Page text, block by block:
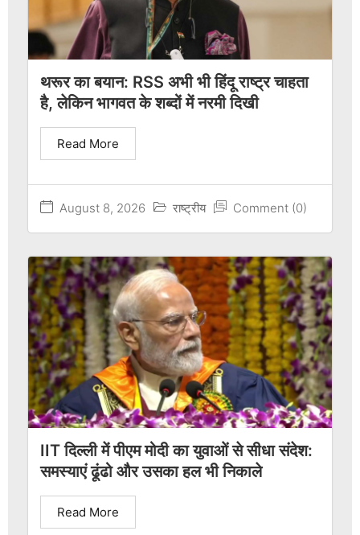
थरूर का बयान: RSS अभी भी हिंदू राष्ट्र चाहता
है, लेकिन भागवत के शब्दों में नरमी दिखी
August 8, 2026 राष्ट्रीय Comment (0)
Read More
IIT दिल्ली में पीएम मोदी का युवाओं से सीधा संदेश:
समस्याएं ढूंढो और उसका हल भी निकाले
Read More